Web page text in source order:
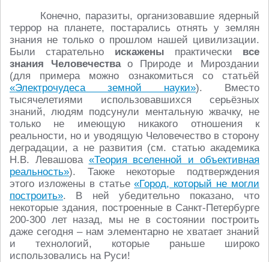
Конечно, паразиты, организовавшие ядерный
террор на планете, постарались отнять у землян
знания не только о прошлом нашей цивилизации.
Были старательно искажены практически все
знания Человечествао Природе и Мироздании
(для примера можно ознакомиться со статьёй
«Электрочудеса земной науки»). Вместо
тысячелетиями использовавшихся серьёзных
знаний, людям подсунули ментальную жвачку, не
только не имеющую никакого отношения к
реальности, но и уводящую Человечество в сторону
деградации, а не развития (см. статью академика
Н.В. Левашова «Теория вселенной и объективная
реальность»). Также некоторые подтверждения
этого изложены в статье«Город, который не могли
построить». В ней убедительно показано, что
некоторые здания, построенные в Санкт-Петербурге
200-300 лет назад, мы не в состоянии построить
даже сегодня – нам элементарно не хватает знаний
и технологий, которые раньше широко
использовались на Руси!